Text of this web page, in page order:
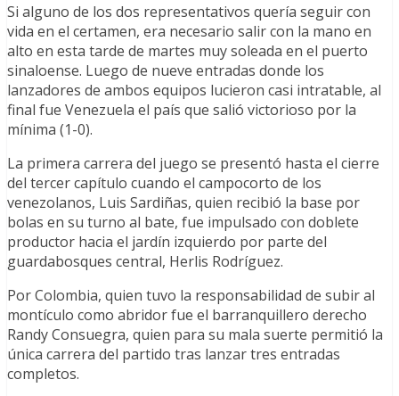
Si alguno de los dos representativos quería seguir con
vida en el certamen, era necesario salir con la mano en
alto en esta tarde de martes muy soleada en el puerto
sinaloense. Luego de nueve entradas donde los
lanzadores de ambos equipos lucieron casi intratable, al
final fue Venezuela el país que salió victorioso por la
mínima (1-0).
La primera carrera del juego se presentó hasta el cierre
del tercer capítulo cuando el campocorto de los
venezolanos, Luis Sardiñas, quien recibió la base por
bolas en su turno al bate, fue impulsado con doblete
productor hacia el jardín izquierdo por parte del
guardabosques central, Herlis Rodríguez.
Por Colombia, quien tuvo la responsabilidad de subir al
montículo como abridor fue el barranquillero derecho
Randy Consuegra, quien para su mala suerte permitió la
única carrera del partido tras lanzar tres entradas
completos.